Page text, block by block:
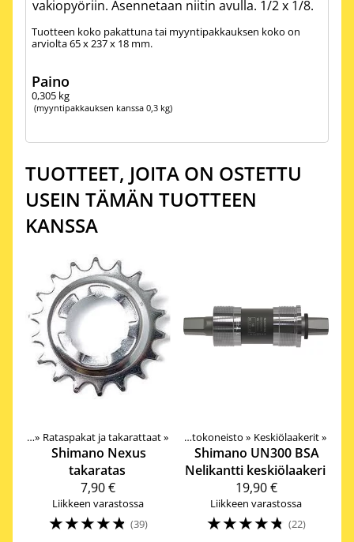
vakiopyöriin. Asennetaan niitin avulla. 1/2 x 1/8.
Tuotteen koko pakattuna tai myyntipakkauksen koko on
arviolta 65 x 237 x 18 mm.
Paino
0,305 kg
(myyntipakkauksen kanssa 0,3 kg)
TUOTTEET, JOITA ON OSTETTU
USEIN TÄMÄN TUOTTEEN
KANSSA
‪» Rataspakat ja takarattaat‪»
Shimano Nexus
takaratas
7,90 €
Liikkeen varastossa
☆☆☆☆☆ (39)
Tuotteet ‪» Komponentit Vetokoneisto ‪» Keskiölaakerit‪»
Shimano UN300 BSA
Nelikantti keskiölaakeri
19,90 €
Liikkeen varastossa
☆☆☆☆☆ (22)